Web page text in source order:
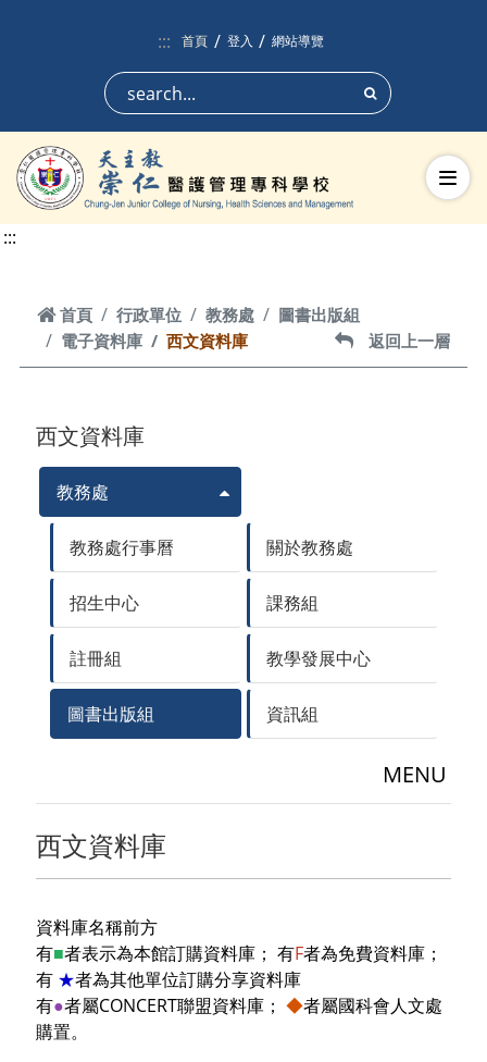
:::
首頁 登入 網站導覽
搜尋
切換
:::
首頁
首頁 行政單位 教務處
圖書出版組
電子資料庫
西文資料庫 返回上一層
返回上一層
西文資料庫
教務處
教務處行事曆 關於教務處
招生中心 課務組
註冊組 教學發展中心
圖書出版組 資訊組
MENU
西文資料庫
資料庫名稱前方
有■者表示為本館訂購資料庫； 有F者為免費資料庫；
有 ★者為其他單位訂購分享資料庫
有●者屬CONCERT聯盟資料庫； ◆者屬國科會人文處
購置。